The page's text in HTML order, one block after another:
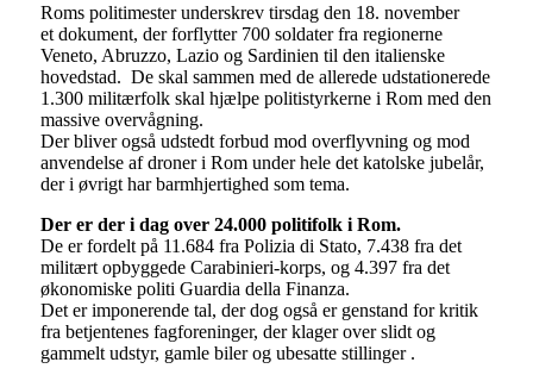
Roms politimester underskrev tirsdag den 18. november
et dokument, der forflytter 700 soldater fra regionerne
Veneto, Abruzzo, Lazio og Sardinien til den italienske
hovedstad. De skal sammen med de allerede udstationerede
1.300 militærfolk skal hjælpe politistyrkerne i Rom med den
massive overvågning.
Der bliver også udstedt forbud mod overflyvning og mod
anvendelse af droner i Rom under hele det katolske jubelår,
der i øvrigt har barmhjertighed som tema.
Der er der i dag over 24.000 politifolk i Rom.
De er fordelt på 11.684 fra Polizia di Stato, 7.438 fra det
militært opbyggede Carabinieri-korps, og 4.397 fra det
økonomiske politi Guardia della Finanza.
Det er imponerende tal, der dog også er genstand for kritik
fra betjentenes fagforeninger, der klager over slidt og
gammelt udstyr, gamle biler og ubesatte stillinger .